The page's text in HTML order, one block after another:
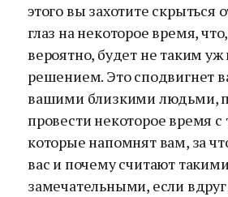
этого вы захотите скрыться
глаз на некоторое время,
вероятно, будет не таким
решением. Это сподвигнет
вашими близкими людьми,
провести некоторое время
которые напомнят вам, за
вас и почему считают такими
замечательными, если вдруг